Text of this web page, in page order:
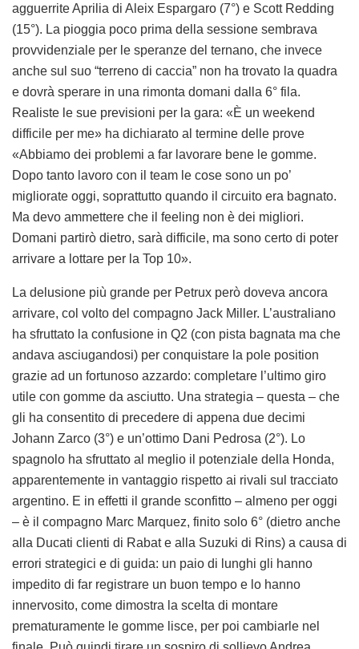
agguerrite Aprilia di Aleix Espargaro (7°) e Scott Redding
(15°). La pioggia poco prima della sessione sembrava
provvidenziale per le speranze del ternano, che invece
anche sul suo “terreno di caccia” non ha trovato la quadra
e dovrà sperare in una rimonta domani dalla 6° fila.
Realiste le sue previsioni per la gara: «È un weekend
difficile per me» ha dichiarato al termine delle prove
«Abbiamo dei problemi a far lavorare bene le gomme.
Dopo tanto lavoro con il team le cose sono un po’
migliorate oggi, soprattutto quando il circuito era bagnato.
Ma devo ammettere che il feeling non è dei migliori.
Domani partirò dietro, sarà difficile, ma sono certo di poter
arrivare a lottare per la Top 10».
La delusione più grande per Petrux però doveva ancora
arrivare, col volto del compagno Jack Miller. L’australiano
ha sfruttato la confusione in Q2 (con pista bagnata ma che
andava asciugandosi) per conquistare la pole position
grazie ad un fortunoso azzardo: completare l’ultimo giro
utile con gomme da asciutto. Una strategia – questa – che
gli ha consentito di precedere di appena due decimi
Johann Zarco (3°) e un’ottimo Dani Pedrosa (2°). Lo
spagnolo ha sfruttato al meglio il potenziale della Honda,
apparentemente in vantaggio rispetto ai rivali sul tracciato
argentino. E in effetti il grande sconfitto – almeno per oggi
– è il compagno Marc Marquez, finito solo 6° (dietro anche
alla Ducati clienti di Rabat e alla Suzuki di Rins) a causa di
errori strategici e di guida: un paio di lunghi gli hanno
impedito di far registrare un buon tempo e lo hanno
innervosito, come dimostra la scelta di montare
prematuramente le gomme lisce, per poi cambiarle nel